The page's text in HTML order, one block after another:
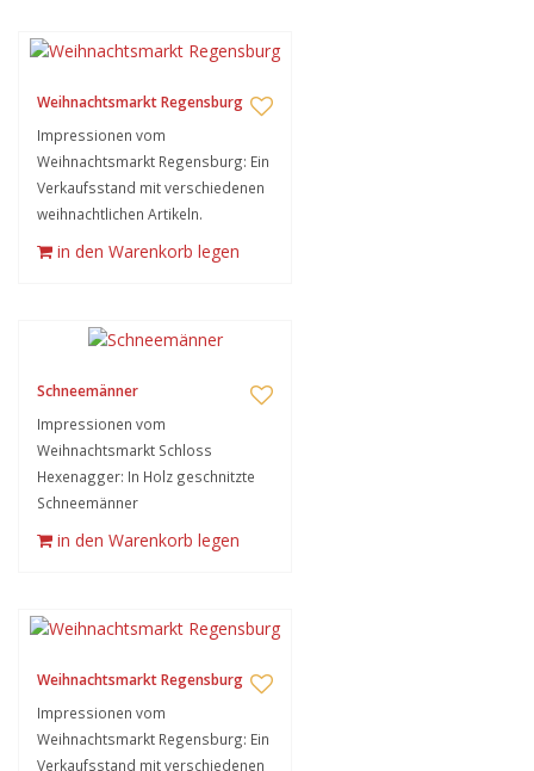
Weihnachtsmarkt Regensburg
Impressionen vom
Weihnachtsmarkt Regensburg: Ein
Verkaufsstand mit verschiedenen
weihnachtlichen Artikeln.
in den Warenkorb legen
Schneemänner
Impressionen vom
Weihnachtsmarkt Schloss
Hexenagger: In Holz geschnitzte
Schneemänner
in den Warenkorb legen
Weihnachtsmarkt Regensburg
Impressionen vom
Weihnachtsmarkt Regensburg: Ein
Verkaufsstand mit verschiedenen